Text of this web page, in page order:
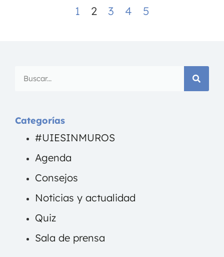
1 2 3 4 5
Categorías
#UIESINMUROS
Agenda
Consejos
Noticias y actualidad
Quiz
Sala de prensa